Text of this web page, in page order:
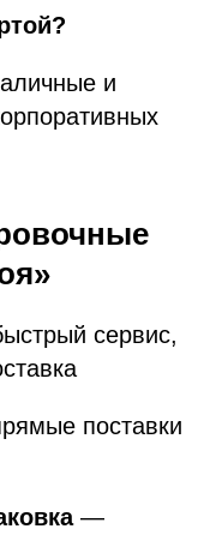
и
сервис,
поставки
—